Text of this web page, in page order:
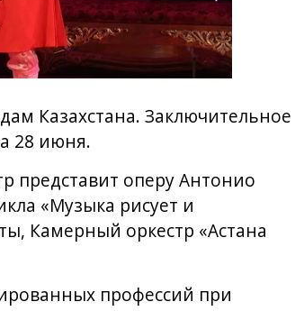
Казахстана. Заключительное
28 июня.
представит оперу Антонио
«Музыка рисует и
Камерный оркестр «Астана
профессий при